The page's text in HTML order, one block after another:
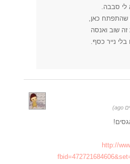
לי סבבה.
שהתפתח כאן,
זה שוב ואנסה
נייר כסף.
http://